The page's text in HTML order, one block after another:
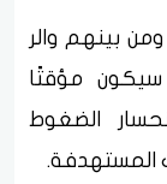
بينهم والر
سيكون مؤقتًا
الضغوط
المستهدفة.